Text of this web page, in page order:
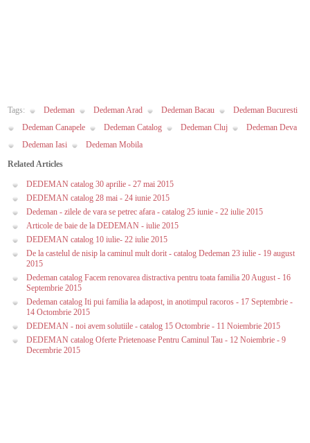
Tags: Dedeman Dedeman Arad Dedeman Bacau
Dedeman Bucuresti
Dedeman Canapele
Dedeman Catalog Dedeman Cluj
Dedeman Deva
Dedeman Iasi
Dedeman Mobila
Related Articles
DEDEMAN catalog 30 aprilie - 27 mai 2015
DEDEMAN catalog 28 mai - 24 iunie 2015
Dedeman - zilele de vara se petrec afara - catalog 25 iunie - 22 iulie 2015
Articole de baie de la DEDEMAN - iulie 2015
DEDEMAN catalog 10 iulie- 22 iulie 2015
De la castelul de nisip la caminul mult dorit - catalog Dedeman 23 iulie - 19 august
2015
Dedeman catalog Facem renovarea distractiva pentru toata familia 20 August - 16
Septembrie 2015
Dedeman catalog Iti pui familia la adapost, in anotimpul racoros - 17 Septembrie -
14 Octombrie 2015
DEDEMAN - noi avem solutiile - catalog 15 Octombrie - 11 Noiembrie 2015
DEDEMAN catalog Oferte Prietenoase Pentru Caminul Tau - 12 Noiembrie - 9
Decembrie 2015